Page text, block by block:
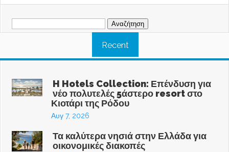
Αναζήτηση
για:
Recent
H Hotels Collection: Επένδυση για
νέο πολυτελές 5άστερο resort στο
Κιοτάρι της Ρόδου
Αυγ 7, 2026
Τα καλύτερα νησιά στην Ελλάδα για
οικονομικές διακοπές